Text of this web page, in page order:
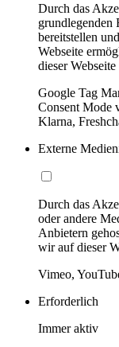
Durch das
grundlegenden
bereitstellen
Webseite
dieser
Google Tag
Consent Mode
Klarna,
Externe
Durch das
oder andere
Anbietern
wir auf dieser
Vimeo,
Erforderlich
Immer aktiv